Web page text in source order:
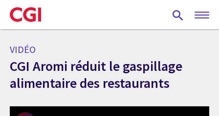
Skip
to
main
VIDÉO
CGI Aromi réduit le gaspillage
alimentaire des restaurants